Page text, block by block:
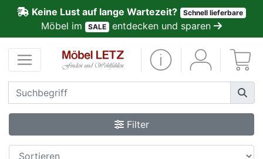
Keine Lust auf lange Wartezeit? Schnell lieferbare
Möbel im SALE entdecken und sparen
Filter
Kundenmeinungen
Anmelden
PREMIUM
Schnell
lieferbar